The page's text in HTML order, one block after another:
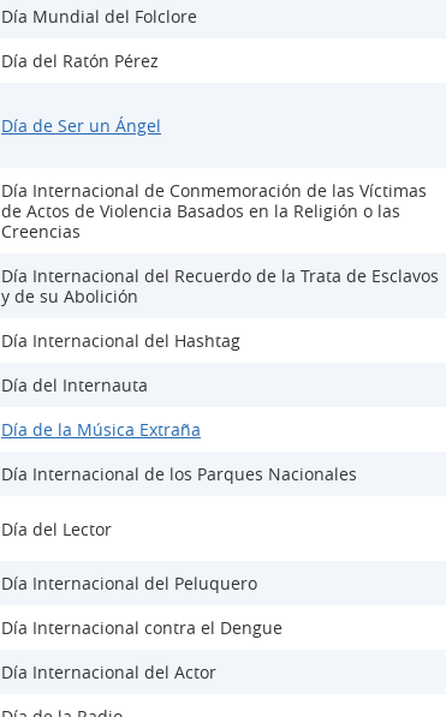
Día Mundial del Folclore
Día del Ratón Pérez
Día de Ser un Ángel
Día Internacional de Conmemoración de las Víctimas
de Actos de Violencia Basados en la Religión o las
Creencias
Día Internacional del Recuerdo de la Trata de Esclavos
y de su Abolición
Día Internacional del Hashtag
Día del Internauta
Día de la Música Extraña
Día Internacional de los Parques Nacionales
Día del Lector
Día Internacional del Peluquero
Día Internacional contra el Dengue
Día Internacional del Actor